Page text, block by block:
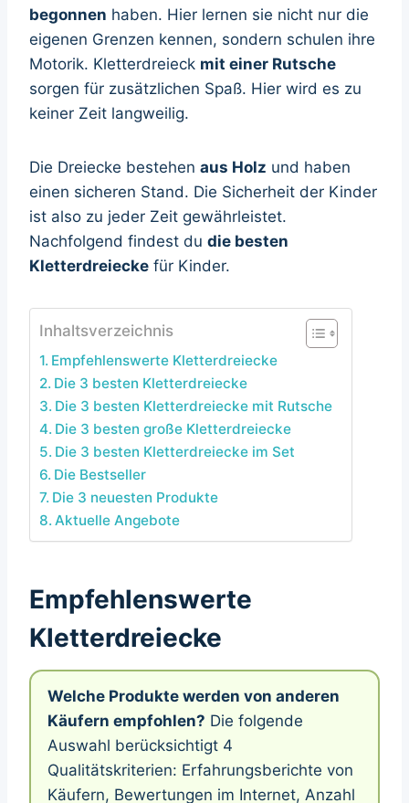
begonnen haben. Hier lernen sie nicht nur die
eigenen Grenzen kennen, sondern schulen ihre
Motorik. Kletterdreieck mit einer Rutsche
sorgen für zusätzlichen Spaß. Hier wird es zu
keiner Zeit langweilig.
Die Dreiecke bestehen aus Holz und haben
einen sicheren Stand. Die Sicherheit der Kinder
ist also zu jeder Zeit gewährleistet.
Nachfolgend findest du die besten
Kletterdreiecke für Kinder.
Inhaltsverzeichnis
Empfehlenswerte Kletterdreiecke
Die 3 besten Kletterdreiecke
Die 3 besten Kletterdreiecke mit Rutsche
Die 3 besten große Kletterdreiecke
Die 3 besten Kletterdreiecke im Set
Die Bestseller
Die 3 neuesten Produkte
Aktuelle Angebote
Empfehlenswerte
Kletterdreiecke
Welche Produkte werden von anderen
Käufern empfohlen? Die folgende
Auswahl berücksichtigt 4
Qualitätskriterien: Erfahrungsberichte von
Käufern, Bewertungen im Internet, Anzahl